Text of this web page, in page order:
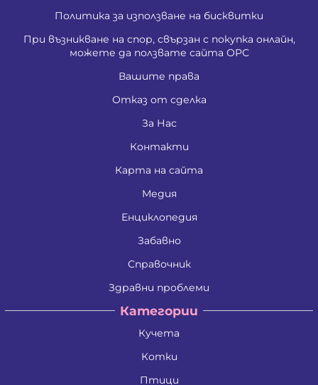
Политика за използване на бисквитки
При възникване на спор, свързан с покупка онлайн,
можете да ползвате сайта ОРС
Вашите права
Отказ от сделка
За Нас
Контакти
Карта на сайта
Медия
Енциклопедия
Забавно
Справочник
Здравни проблеми
Категории
Кучета
Котки
Птици